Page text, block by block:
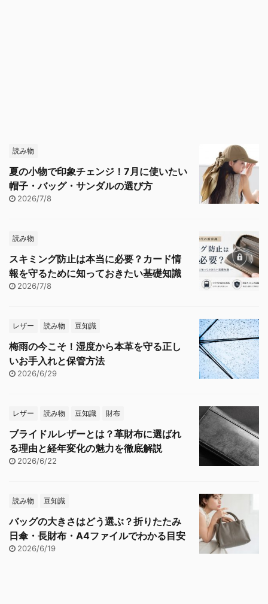
読み物
夏の小物で印象チェンジ！7月に使いたい
帽子・バッグ・サンダルの選び方
2026/7/8
読み物
スキミング防止は本当に必要？カード情
報を守るために知っておきたい基礎知識
2026/7/8
レザー 読み物 豆知識
梅雨の今こそ！湿度から本革を守る正し
いお手入れと保管方法
2026/6/29
レザー 読み物 豆知識 財布
ブライドルレザーとは？革財布に選ばれ
る理由と経年変化の魅力を徹底解説
2026/6/22
読み物 豆知識
バッグの大きさはどう選ぶ？折りたたみ
日傘・長財布・A4ファイルでわかる目安
2026/6/19